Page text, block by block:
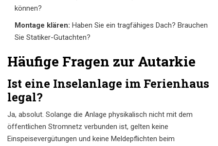
können?
Montage klären: Haben Sie ein tragfähiges Dach? Brauchen
Sie Statiker-Gutachten?
Häufige Fragen zur Autarkie
Ist eine Inselanlage im Ferienhaus
legal?
Ja, absolut. Solange die Anlage physikalisch nicht mit dem
öffentlichen Stromnetz verbunden ist, gelten keine
Einspeisevergütungen und keine Meldepflichten beim